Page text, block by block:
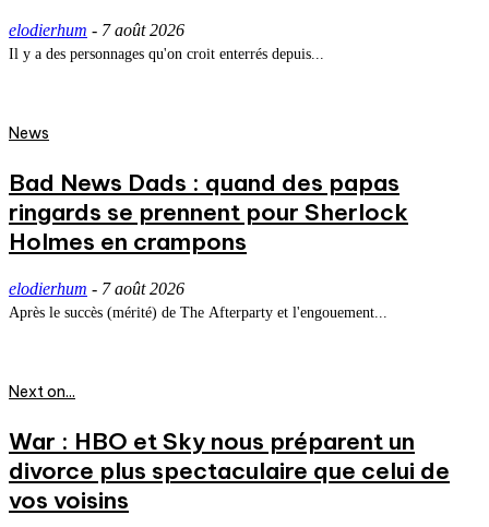
elodierhum - 7 août 2026
Il y a des personnages qu'on croit enterrés depuis...
News
Bad News Dads : quand des papas
ringards se prennent pour Sherlock
Holmes en crampons
elodierhum - 7 août 2026
Après le succès (mérité) de The Afterparty et l'engouement...
Next on...
War : HBO et Sky nous préparent un
divorce plus spectaculaire que celui de
vos voisins